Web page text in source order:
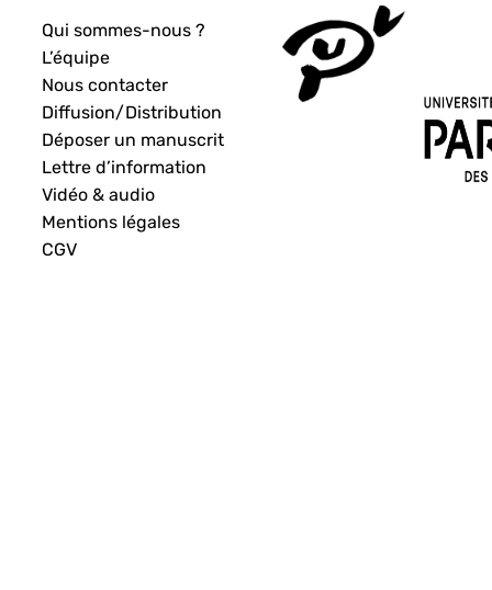
Qui sommes-nous ?
L’équipe
Nous contacter
Diffusion/Distribution
Déposer un manuscrit
Lettre d’information
Vidéo & audio
Mentions légales
CGV